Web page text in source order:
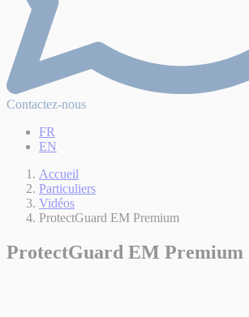
Contactez-nous
FR
EN
Accueil
Particuliers
Vidéos
ProtectGuard EM Premium
ProtectGuard EM Premium